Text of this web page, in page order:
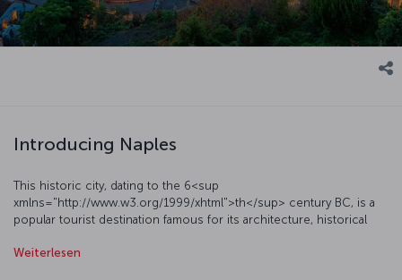
Introducing Naples
This historic city, dating to the 6<sup
xmlns="http://www.w3.org/1999/xhtml">th</sup> century BC, is a
popular tourist destination famous for its architecture, historical
Numerous museums, castles, and churches make this magnificent
Weiterlesen